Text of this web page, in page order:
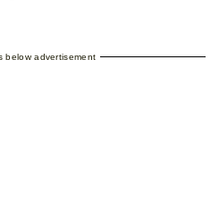
below advertisement